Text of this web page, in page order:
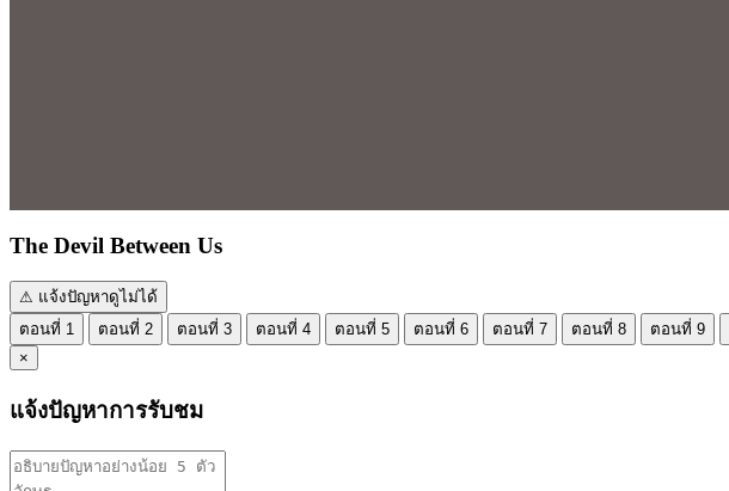
The Devil Between Us
⚠ แจ้งปัญหาดูไม่ได้
ตอนที่ 1
ตอนที่ 2 ตอนที่ 3 ตอนที่ 4 ตอนที่ 5 ตอนที่ 6 ตอนที่ 7 ตอนที่ 8 ตอนที่ 9
×
แจ้งปัญหาการรับชม